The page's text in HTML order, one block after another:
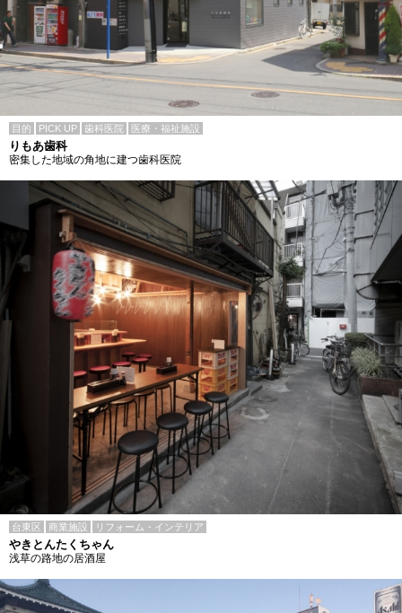
目的 PICK UP 歯科医院 医療・福祉施設
りもあ歯科
密集した地域の角地に建つ歯科医院
台東区 商業施設 リフォーム・インテリア
やきとんたくちゃん
浅草の路地の居酒屋